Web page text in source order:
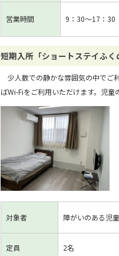
営業時間 9：30～17：30
短期入所「ショートステイふく
少人数での静かな雰囲気の中でご
ばWi-Fiをご利用いただけます。児
対象者 障がいのある児
定員 2名